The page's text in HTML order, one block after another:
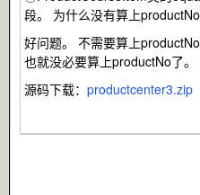
段。 为什么没有算上productNo
好问题。 不需要算上productNo
也就没必要算上productNo了。
源码下载： productcenter3.zip